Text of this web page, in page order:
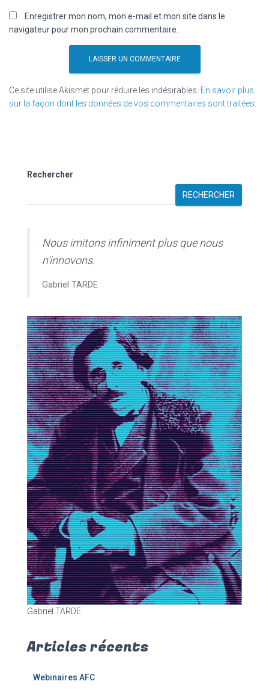
Enregistrer mon nom, mon e-mail et mon site dans le
navigateur pour mon prochain commentaire.
Ce site utilise Akismet pour réduire les indésirables. En savoir plus
sur la façon dont les données de vos commentaires sont traitées
Rechercher
RECHERCHER
Nous imitons infiniment plus que nous
n'innovons.
Gabriel TARDE
Gabriel TARDE
Articles récents
Webinaires AFC